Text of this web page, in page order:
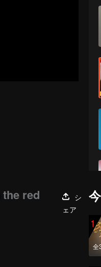
the red
シ
ェア
1
全